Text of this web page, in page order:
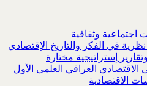
اجتماعية وثقافية
نظرية في الفكر والتاريخ الإقتصادي
إستراتيجية مختارة
الاقتصادي العراقي العلمي الأول
الاقتصادية